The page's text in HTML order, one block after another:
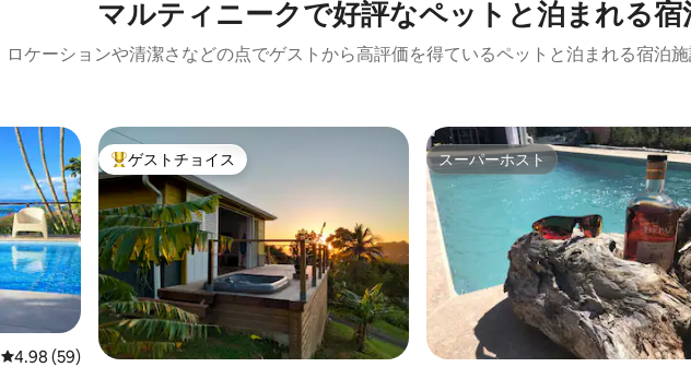
マルティニークで好評なペットと泊まれる宿
ロケーションや清潔さなどの点でゲストから高評価を得ているペットと泊まれる宿泊
レビュー59件、5つ星中4.98つ星の平均評価
4.98 (59)
大好評のゲストチョイスです。
ゲストチョイス スーパーホスト
スーパーホスト